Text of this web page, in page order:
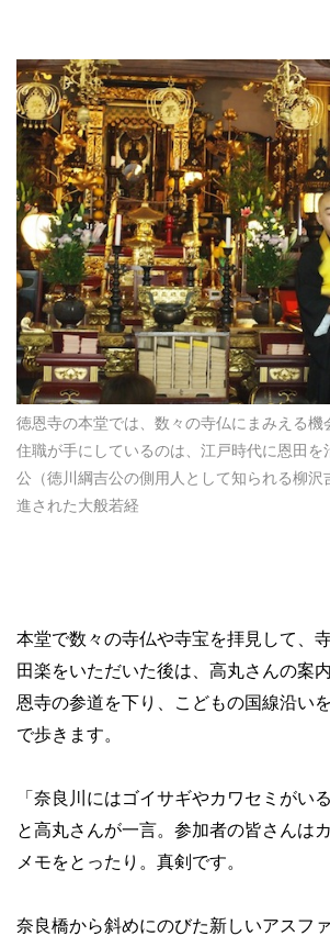
徳恩寺の本堂では、数々の寺仏にまみえる機
住職が手にしているのは、江戸時代に恩田を
公（徳川綱吉公の側用人として知られる柳沢
進された大般若経
本堂で数々の寺仏や寺宝を拝見して、
田楽をいただいた後は、高丸さんの案
恩寺の参道を下り、こどもの国線沿い
で歩きます。
「奈良川にはゴイサギやカワセミがい
と高丸さんが一言。参加者の皆さんは
メモをとったり。真剣です。
奈良橋から斜めにのびた新しいアスフ